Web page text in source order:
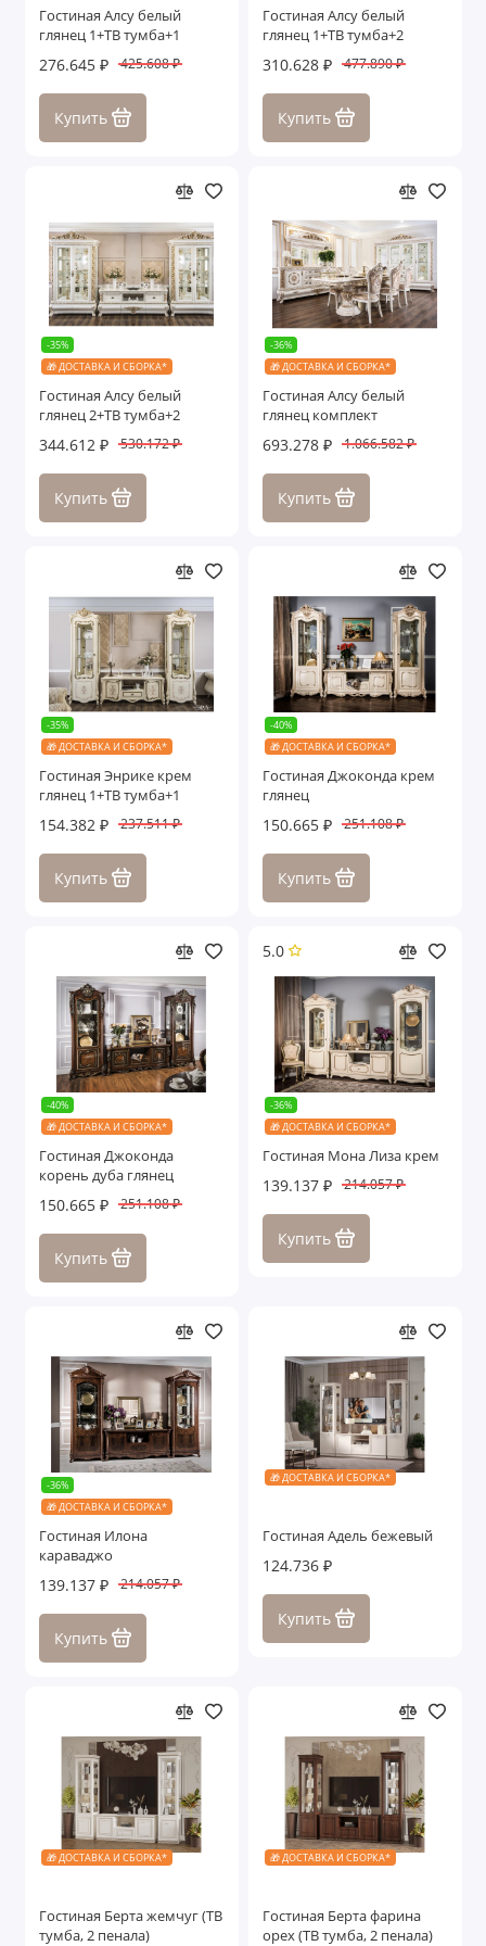
Гостиная Алсу белый
глянец 1+ТВ тумба+1
276.645 ₽ 425.608 ₽
Купить
Гостиная Алсу белый
глянец 1+ТВ тумба+2
310.628 ₽ 477.890 ₽
Купить
-35%
🎁 ДОСТАВКА И СБОРКА*
Гостиная Алсу белый
глянец 2+ТВ тумба+2
344.612 ₽ 530.172 ₽
Купить
-36%
🎁 ДОСТАВКА И СБОРКА*
Гостиная Алсу белый
глянец комплект
693.278 ₽ 1.066.582 ₽
Купить
-35%
🎁 ДОСТАВКА И СБОРКА*
Гостиная Энрике крем
глянец 1+ТВ тумба+1
154.382 ₽ 237.511 ₽
Купить
-40%
🎁 ДОСТАВКА И СБОРКА*
Гостиная Джоконда крем
глянец
150.665 ₽ 251.108 ₽
Купить
-40%
🎁 ДОСТАВКА И СБОРКА*
Гостиная Джоконда
корень дуба глянец
150.665 ₽ 251.108 ₽
Купить
5.0
-36%
🎁 ДОСТАВКА И СБОРКА*
Гостиная Мона Лиза крем
139.137 ₽ 214.057 ₽
Купить
-36%
🎁 ДОСТАВКА И СБОРКА*
Гостиная Илона
караваджо
139.137 ₽ 214.057 ₽
Купить
🎁 ДОСТАВКА И СБОРКА*
Гостиная Адель бежевый
124.736 ₽
Купить
🎁 ДОСТАВКА И СБОРКА*
Гостиная Берта жемчуг (ТВ
тумба, 2 пенала)
🎁 ДОСТАВКА И СБОРКА*
Гостиная Берта фарина
орех (ТВ тумба, 2 пенала)